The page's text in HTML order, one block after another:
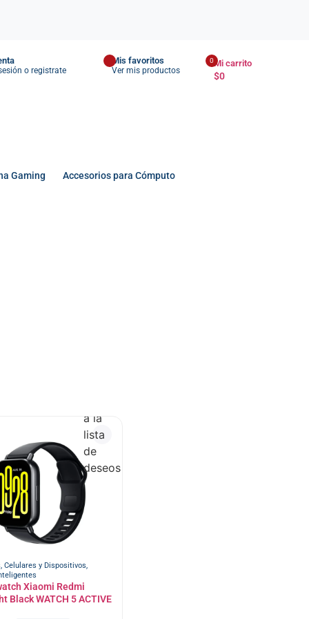
o registrate
Mis favoritos
Ver mis productos
0Mi carrito
$0
Gaming Accesorios para Cómputo
, Celulares y Dispositivos,
Xiaomi Redmi
Black WATCH 5 ACTIVE
a la
lista
de
deseos